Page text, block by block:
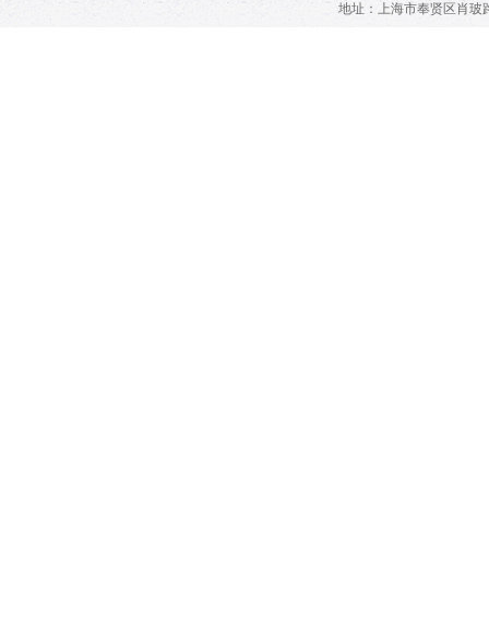
地址：上海市奉贤区肖玻